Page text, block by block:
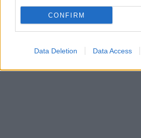
CONFIRM
Data Deletion Data Access